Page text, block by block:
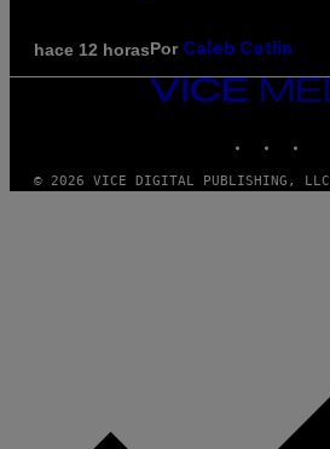
hace 12 horasPor Caleb Catlin
VICE
© 2026 VICE DIGITAL PUBLISHING, LLC